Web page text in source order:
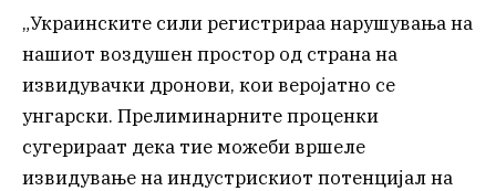
„Украинските сили регистрираа нарушувања на
нашиот воздушен простор од страна на
извидувачки дронови, кои веројатно се
унгарски. Прелиминарните проценки
сугерираат дека тие можеби вршеле
извидување на индустрискиот потенцијал на